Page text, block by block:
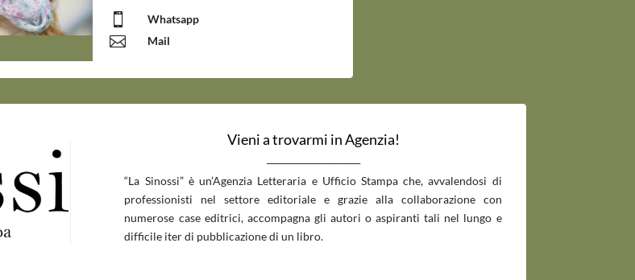
 Whatsapp
 Mail
Vieni a trovarmi in Agenzia!
“La Sinossi” è un’Agenzia Letteraria e Ufficio Stampa che, avvalendosi di
professionisti nel settore editoriale e grazie alla collaborazione con
numerose case editrici, accompagna gli autori o aspiranti tali nel lungo e
difficile iter di pubblicazione di un libro.